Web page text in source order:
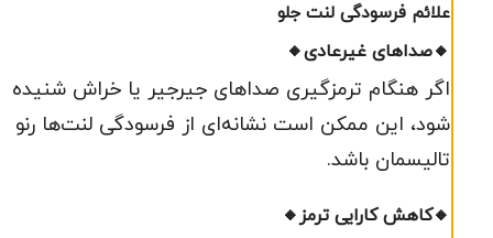
علائم فرسودگی لنت جلو
🔸صداهای غیرعادی🔸
اگر هنگام ترمزگیری صداهای جیرجیر یا خراش شنیده
شود، این ممکن است نشانه‌ای از فرسودگی لنت‌ها رنو
تالیسمان باشد.
🔸کاهش کارایی ترمز🔸